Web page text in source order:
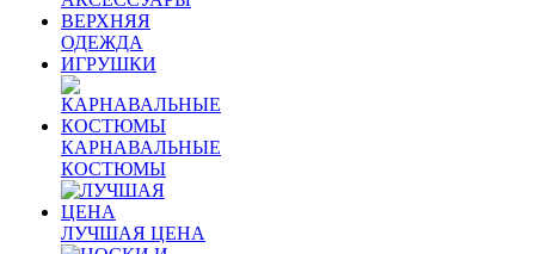
ВЕРХНЯЯ
ОДЕЖДА
ИГРУШКИ
КАРНАВАЛЬНЫЕ
КОСТЮМЫ
ЛУЧШАЯ ЦЕНА